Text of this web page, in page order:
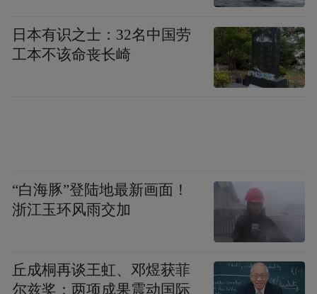
日本有识之士：32名中国劳
工本不该命丧长崎
“白海豚”登陆地最新画面！
浙江玉环风雨交加
丘成桐再谈王虹、邓煜获菲
尔兹奖：两项成果震动国际